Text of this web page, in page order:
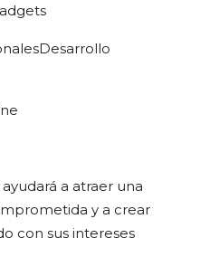
a atraer una
y a crear
con sus intereses